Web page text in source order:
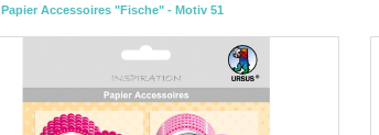
Papier Accessoires "Fische" - Motiv 51